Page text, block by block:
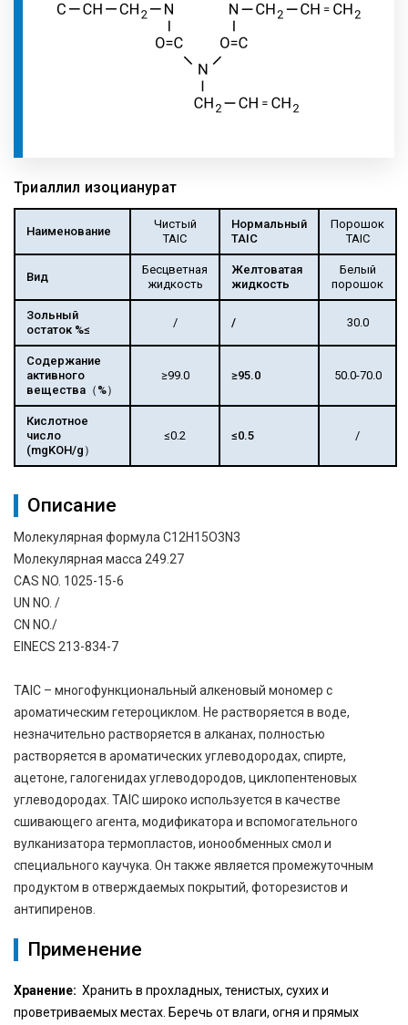
Триаллил изоцианурат
Наименование
Чистый
TAIC
Нормальный
TAIC
Порошок
TAIC
Вид
Бесцветная
жидкость
Желтоватая
жидкость
Белый
порошок
Зольный
остаток %≤
/ / 30.0
Содержание
активного
вещества（%）
≥99.0 ≥95.0 50.0-70.0
Кислотное
число
(mgKOH/g）
≤0.2 ≤0.5 /
Описание
Молекулярная формула C12H15O3N3
Молекулярная масса 249.27
CAS NO. 1025-15-6
UN NO. /
CN NO./
EINECS 213-834-7
TAIC – многофункциональный алкеновый мономер с
ароматическим гетероциклом. Не растворяется в воде,
незначительно растворяется в алканах, полностью
растворяется в ароматических углеводородах, спирте,
ацетоне, галогенидах углеводородов, циклопентеновых
углеводородах. TAIC широко используется в качестве
сшивающего агента, модификатора и вспомогательного
вулканизатора термопластов, ионообменных смол и
специального каучука. Он также является промежуточным
продуктом в отверждаемых покрытий, фоторезистов и
антипиренов.
Применение
Хранение: Хранить в прохладных, тенистых, сухих и
проветриваемых местах. Беречь от влаги, огня и прямых